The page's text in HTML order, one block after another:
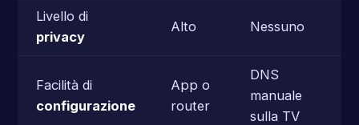
Livello di
privacy
Alto Nessuno
Facilità di
configurazione
App o
router
DNS
manuale
sulla TV